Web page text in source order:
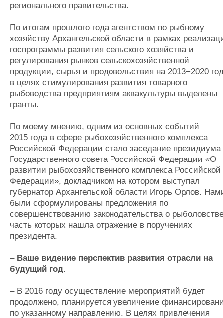
регионального правительства.
По итогам прошлого года агентством по рыбному
хозяйству Архангельской области в рамках
госпрограммы развития сельского хозяйства и
регулирования рынков сельскохозяйственной
продукции, сырья и продовольствия на 2013−2020
в целях стимулирования развития товарного
рыбоводства предприятиям аквакультуры выделены
гранты.
По моему мнению, одним из основных событий
2015 года в сфере рыбохозяйственного комплекса
Российской Федерации стало заседание президиума
Государственного совета Российской Федерации «О
развитии рыбохозяйственного комплекса Российской
Федерации», докладчиком на котором выступал
губернатор Архангельской области Игорь Орлов.
были сформулированы предложения по
совершенствованию законодательства о
часть которых нашла отражение в поручениях
президента.
– Ваше видение перспектив развития отрасли на
будущий год.
– В 2016 году осуществление мероприятий будет
продолжено, планируется увеличение
по указанному направлению. В целях привлечения